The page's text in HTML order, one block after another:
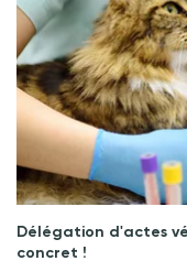
Délégation d'actes
concret !